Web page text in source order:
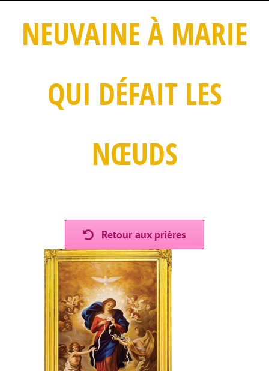
NEUVAINE À MARIE
QUI DÉFAIT LES
NŒUDS
Retour aux prières